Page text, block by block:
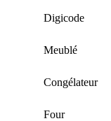
Digicode
Meublé
Congélateur
Four